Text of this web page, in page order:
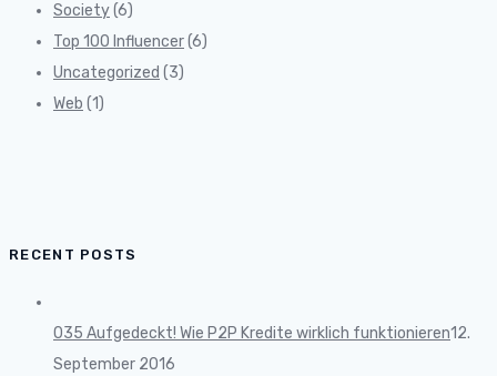
Society(6)
Top 100 Influencer(6)
Uncategorized (3)
Web (1)
RECENT POSTS
035 Aufgedeckt! Wie P2P Kredite wirklich funktionieren12.
September 2016